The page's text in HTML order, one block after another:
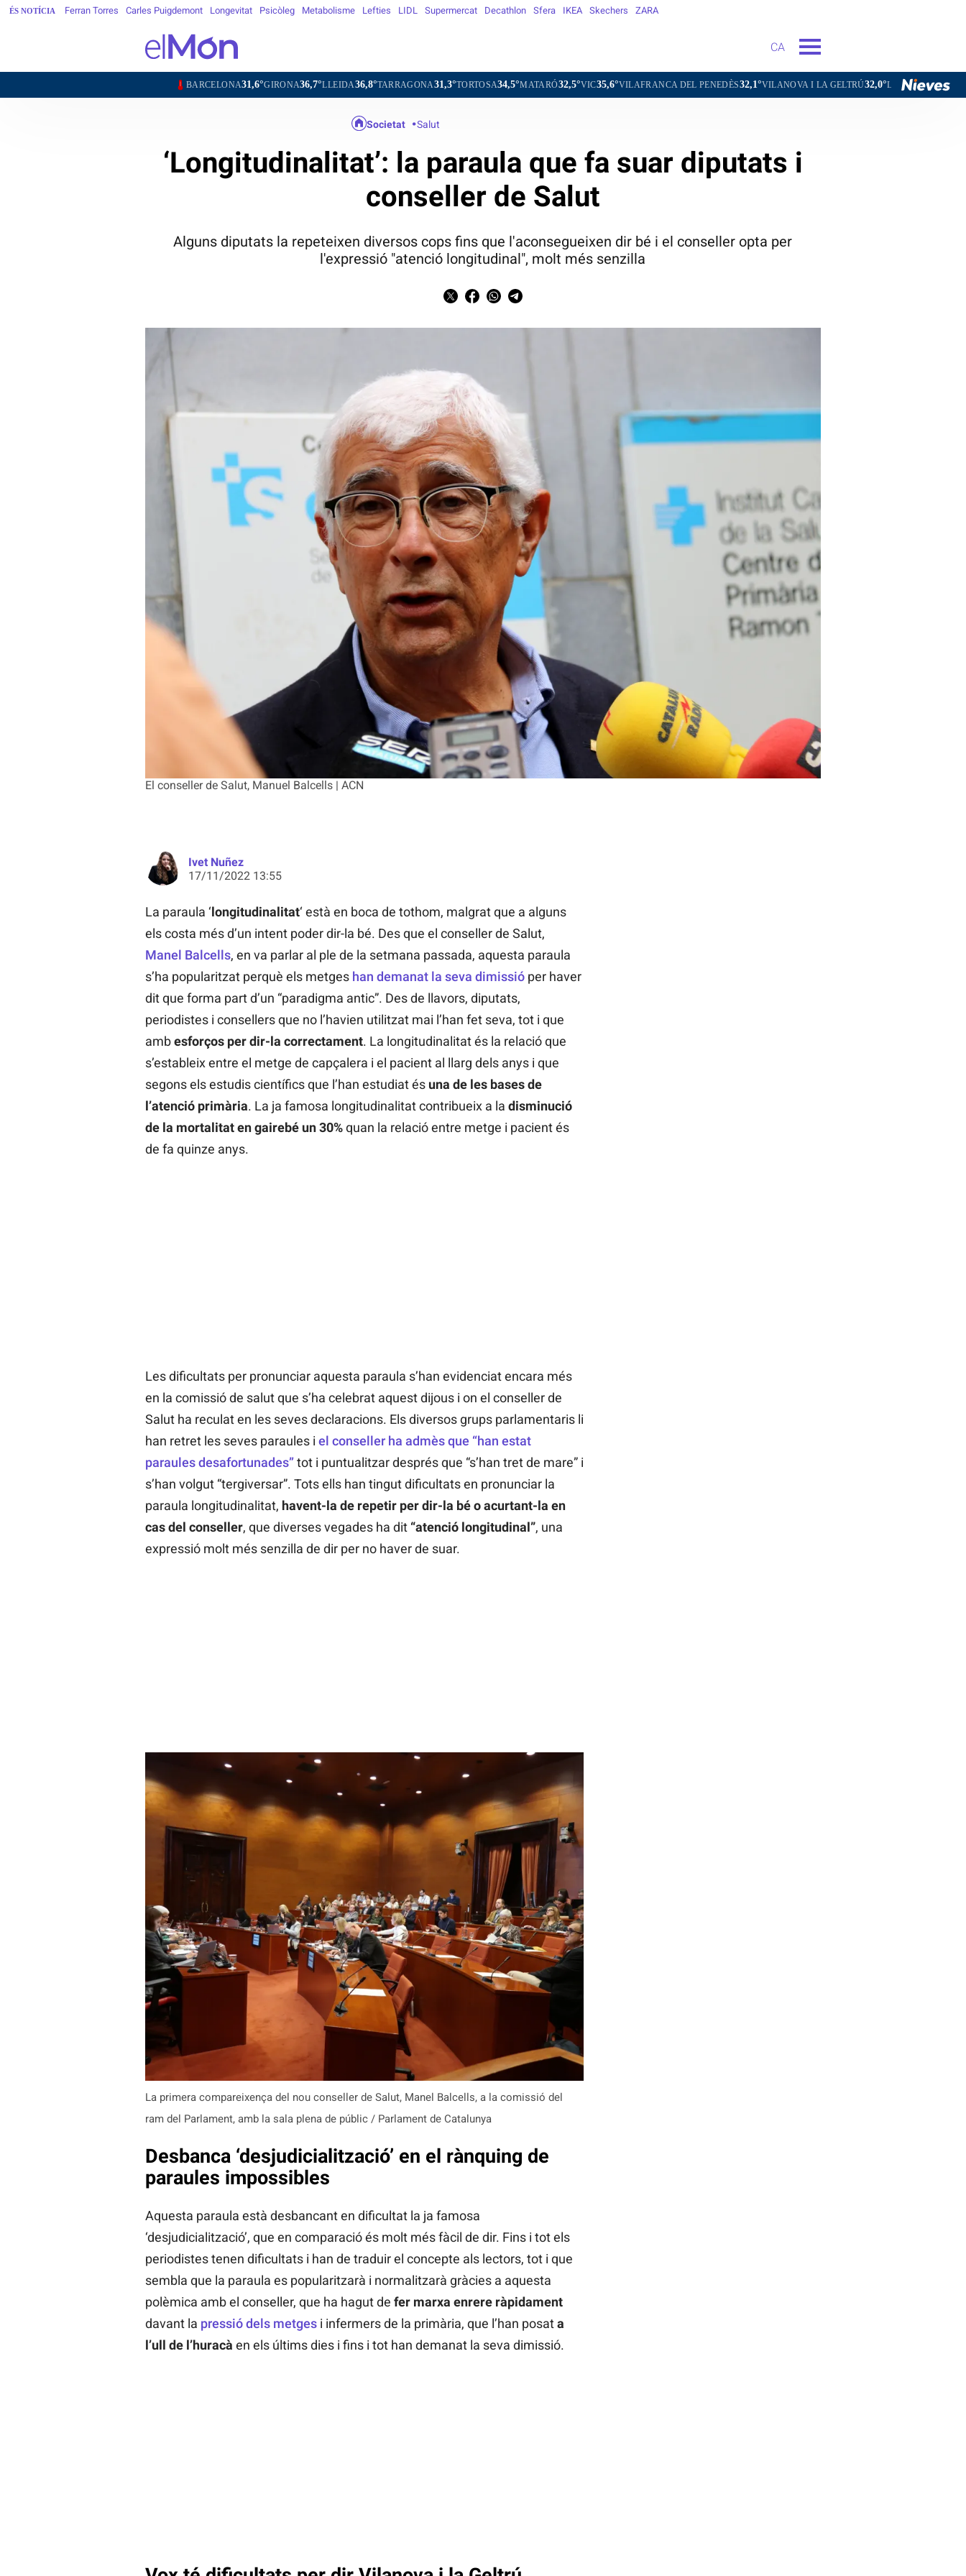
ÉS NOTÍCIA Ferran Torres Carles Puigdemont Longevitat Psicòleg Metabolisme Lefties LIDL Supermercat Decathlon Sfera IKEA Skechers ZARA
CA
31,6°GIRONA36,7°LLEIDA36,8°TARRAGONA31,3°TORTOSA34,5°MATARÓ32,5°VIC35,6°VILAFRANCA DEL PENEDÈS32,1°VILANOVA I LA GELTRÚ32,0° LA SEU D'URGELL 34,1°
El conseller de Salut, Manuel Balcells | ACN
Societat Salut
‘Longitudinalitat’: la paraula que fa suar diputats i
conseller de Salut
Alguns diputats la repeteixen diversos cops fins que l'aconsegueixen dir bé i el conseller opta per
l'expressió "atenció longitudinal", molt més senzilla
Ivet Nuñez
17/11/2022 13:55
La paraula ‘longitudinalitat‘ està en boca de tothom, malgrat que a alguns
els costa més d’un intent poder dir-la bé. Des que el conseller de Salut,
Manel Balcells, en va parlar al ple de la setmana passada, aquesta paraula
s’ha popularitzat perquè els metges han demanat la seva dimissióper haver
dit que forma part d’un “paradigma antic”. Des de llavors, diputats,
periodistes i consellers que no l’havien utilitzat mai l’han fet seva, tot i que
ambesforços per dir-la correctament. La longitudinalitat és la relació que
s’estableix entre el metge de capçalera i el pacient al llarg dels anys i que
segons els estudis científics que l’han estudiat ésuna de les bases de
l’atenció primària. La ja famosa longitudinalitat contribueix a la disminució
de la mortalitat en gairebé un 30%quan la relació entre metge i pacient és
de fa quinze anys.
Les dificultats per pronunciar aquesta paraula s’han evidenciat encara més
en la comissió de salut que s’ha celebrat aquest dijous i on el conseller de
Salut ha reculat en les seves declaracions. Els diversos grups parlamentaris li
han retret les seves paraules i el conseller ha admès que “han estat
paraules desafortunades”tot i puntualitzar després que “s’han tret de mare” i
s’han volgut “tergiversar”. Tots ells han tingut dificultats en pronunciar la
paraula longitudinalitat, havent-la de repetir per dir-la bé o acurtant-la en
cas del conseller, que diverses vegades ha dit “atenció longitudinal”, una
expressió molt més senzilla de dir per no haver de suar.
La primera compareixença del nou conseller de Salut, Manel Balcells, a la comissió del
ram del Parlament, amb la sala plena de públic / Parlament de Catalunya
Desbanca ‘desjudicialització’ en el rànquing de
paraules impossibles
Aquesta paraula està desbancant en dificultat la ja famosa
‘desjudicialització’, que en comparació és molt més fàcil de dir. Fins i tot els
periodistes tenen dificultats i han de traduir el concepte als lectors, tot i que
sembla que la paraula es popularitzarà i normalitzarà gràcies a aquesta
polèmica amb el conseller, que ha hagut de fer marxa enrere ràpidament
davant la pressió dels metgesi infermers de la primària, que l’han posata
l’ull de l’huracà en els últims dies i fins i tot han demanat la seva dimissió.